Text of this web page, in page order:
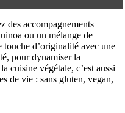
des accompagnements
ou un mélange de
touche d’originalité avec une
pour dynamiser la
cuisine végétale, c’est aussi
de vie : sans gluten, vegan,